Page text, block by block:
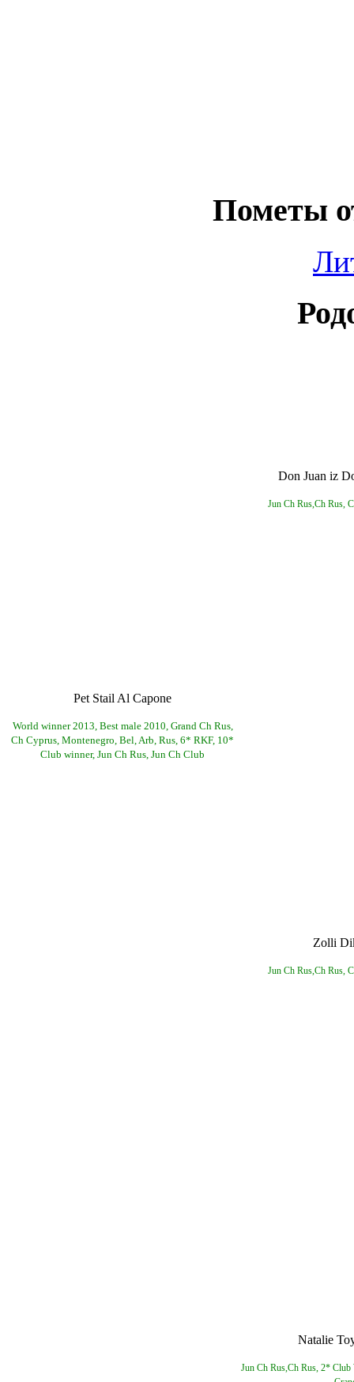
Пометы
Pet Stail Al Capone
World winner 2013, Best male 2010, Grand Ch Rus,
Ch Cyprus, Montenegro, Bel, Arb, Rus, 6* RKF, 10*
Club winner, Jun Ch Rus, Jun Ch Club
Don Juan iz
Jun Ch Rus,Ch Rus,
Zolli
Jun Ch Rus,Ch Rus,
Natalie
Jun Ch Rus,Ch Rus, 2*